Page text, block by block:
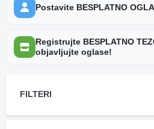
Postavite BESPLATNO
Registrujte BESPLATNO
objavljujte oglase!
FILTERI